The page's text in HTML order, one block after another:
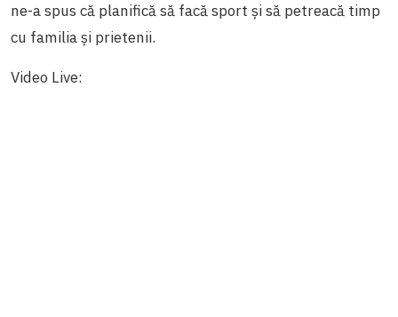
ne-a spus că planifică să facă sport și să petreacă timp
cu familia și prietenii.
Video Live: